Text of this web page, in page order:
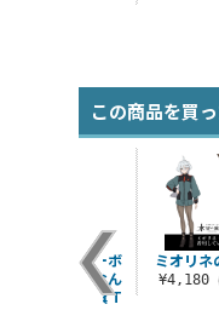
この商品を買
稲荷崎高校バレーボ
ール部「思い出なん
かいらん」応援旗 T
ミオリネ
¥4,180